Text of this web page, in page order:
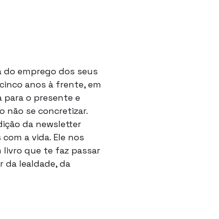
do emprego dos seus
anos à frente, em
o presente e
não se concretizar.
da newsletter
a vida. Ele nos
livro que te faz passar
da lealdade, da